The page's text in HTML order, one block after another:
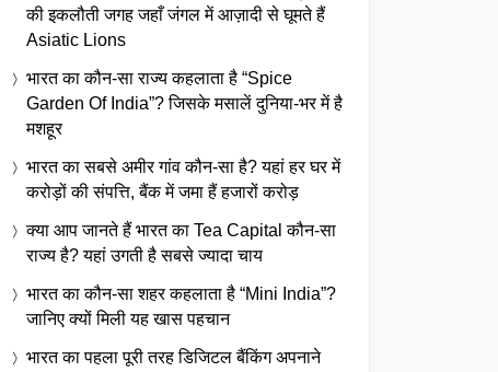
की इकलौती जगह जहाँ जंगल में आज़ादी से घूमते हैं
Asiatic Lions
भारत का कौन-सा राज्य कहलाता है “Spice
Garden Of India”? जिसके मसालें दुनिया-भर में है
मशहूर
भारत का सबसे अमीर गांव कौन-सा है? यहां हर घर में
करोड़ों की संपत्ति, बैंक में जमा हैं हजारों करोड़
क्या आप जानते हैं भारत का Tea Capital कौन-सा
राज्य है? यहां उगती है सबसे ज्यादा चाय
भारत का कौन-सा शहर कहलाता है “Mini India”?
जानिए क्यों मिली यह खास पहचान
भारत का पहला पूरी तरह डिजिटल बैंकिंग अपनाने